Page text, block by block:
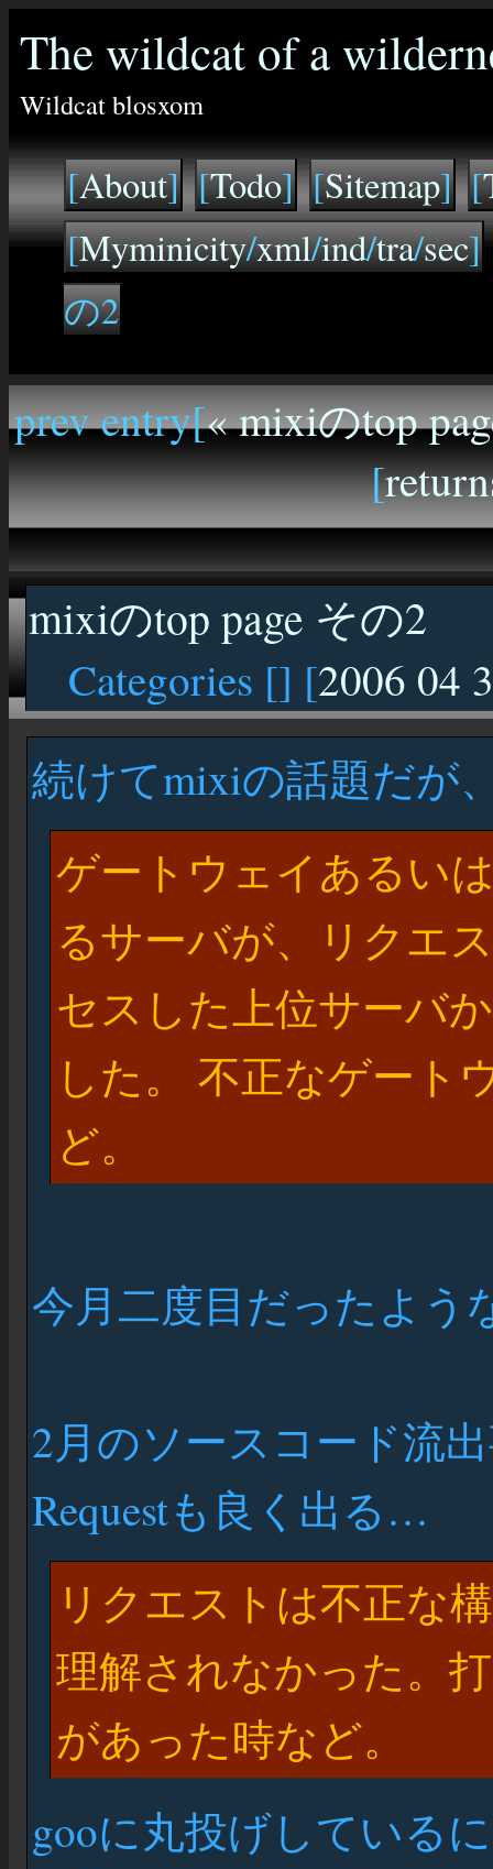
The wildcat of a
Wildcat blosxom
[About] [Todo] [Sitemap] [
[Myminicity/xml/ind/tra/sec]
の2
prev entry[« mixiのtop
[
mixiのtop page その2
Categories [] [2006 04
続けてmixiの話題だが
ゲートウェイあるい
るサーバが、リクエ
セスした上位サーバ
した。 不正なゲート
ど。
今月二度目だったよう
2月のソースコード流
Requestも良く出る…
リクエストは不正な
理解されなかった。
があった時など。
gooに丸投げしている